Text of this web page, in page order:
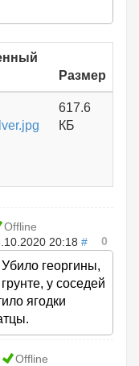
Размер
617.6
КБ
Offline
20:18 # 0
георгины,
у соседей
ягодки
Offline